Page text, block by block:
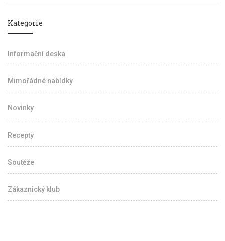
Kategorie
Informační deska
Mimořádné nabídky
Novinky
Recepty
Soutěže
Zákaznický klub